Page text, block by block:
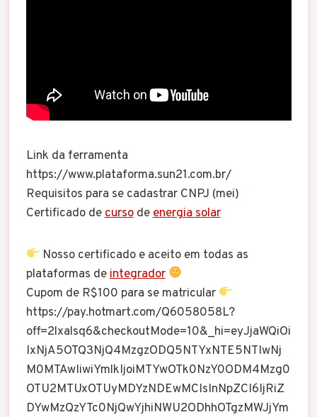
Link da ferramenta
https://www.plataforma.sun21.com.br/
Requisitos para se cadastrar CNPJ (mei)
Certificado decursodeenergia solar
Nosso certificado e aceito em todas as
plataformas deintegrador
Cupom de R$100 para se matricular
https://pay.hotmart.com/Q6058058L?
off=2lxalsq6&checkoutMode=10&_hi=eyJjaWQiOi
IxNjA5OTQ3NjQ4MzgzODQ5NTYxNTE5NTIwNj
M0MTAwIiwiYmlkIjoiMTYwOTk0NzY0ODM4Mzg0
OTU2MTUxOTUyMDYzNDEwMCIsInNpZCI6IjRiZ
DYwMzQzYTc0NjQwYjhiNWU2ODhhOTgzMWJjYm